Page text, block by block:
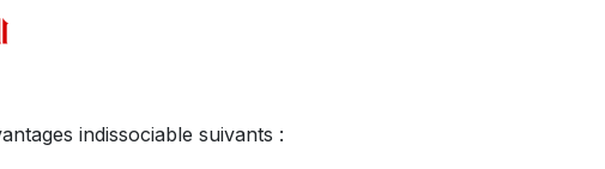
indissociable suivants :